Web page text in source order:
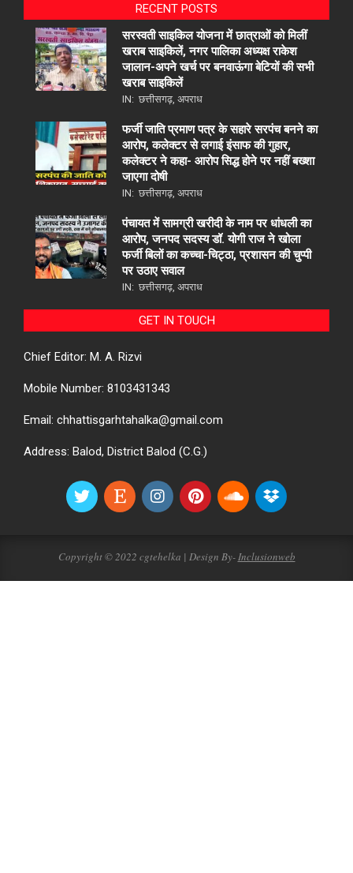
RECENT POSTS
सरस्वती साइकिल योजना में छात्राओं को मिलीं
खराब साइकिलें, नगर पालिका अध्यक्ष राकेश
जालान-अपने खर्च पर बनवाऊंगा बेटियों की सभी
खराब साइकिलें
IN: छत्तीसगढ़ अपराध
फर्जी जाति प्रमाण पत्र के सहारे सरपंच बनने का
आरोप, कलेक्टर से लगाई इंसाफ की गुहार,
कलेक्टर ने कहा- आरोप सिद्ध होने पर नहीं बख्शा
जाएगा दोषी
IN: छत्तीसगढ़ अपराध
पंचायत में सामग्री खरीदी के नाम पर धांधली का
आरोप, जनपद सदस्य डॉ. योगी राज ने खोला
फर्जी बिलों का कच्चा-चिट्ठा, प्रशासन की चुप्पी
पर उठाए सवाल
IN: छत्तीसगढ़ अपराध
GET IN TOUCH
Chief Editor: M. A. Rizvi
Mobile Number: 8103431343
Email: chhattisgarhtahalka@gmail.com
Address: Balod, District Balod (C.G.)
Copyright © 2022 cgtehelka | Design By-Inclusionweb